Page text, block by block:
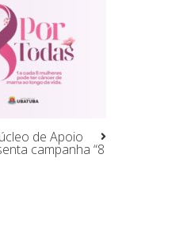
de Apoio
campanha “8